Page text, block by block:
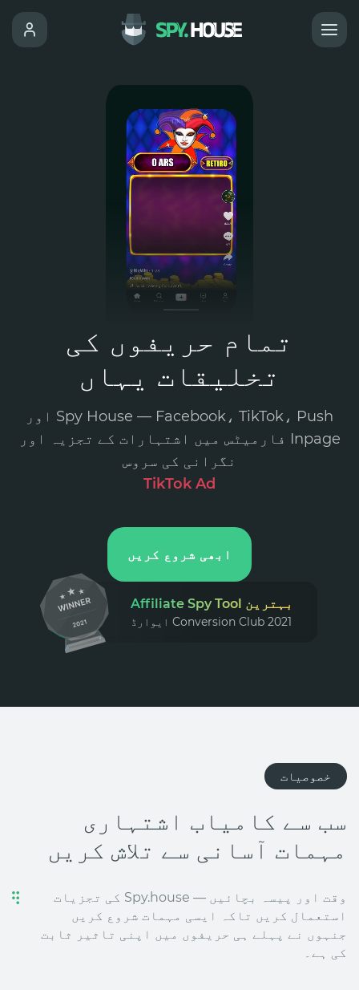
تمام حریفوں کی
تخلیقات یہاں
Spy House — Facebook، TikTok، Push اور
Inpage فارمیٹس میں اشتہارات کے تجزیہ اور
نگرانی کی سروس
.
ابھی شروع کریں
بہترین Affiliate Spy Tool
Conversion Club 2021 ایوارڈ
خصوصیات
سب سے کامیاب اشتہاری
مہمات آسانی سے تلاش کریں
وقت اور پیسہ بچائیں — Spy.house کی تجزیات
استعمال کریں تاکہ ایسی مہمات شروع کریں
جنہوں نے پہلے ہی حریفوں میں اپنی تاثیر ثابت
کی ہے۔